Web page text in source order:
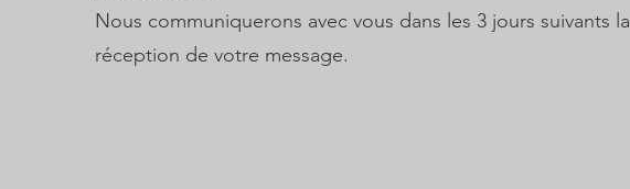
Nous communiquerons avec vous dans les 3 jours suivants la
réception de votre message.​